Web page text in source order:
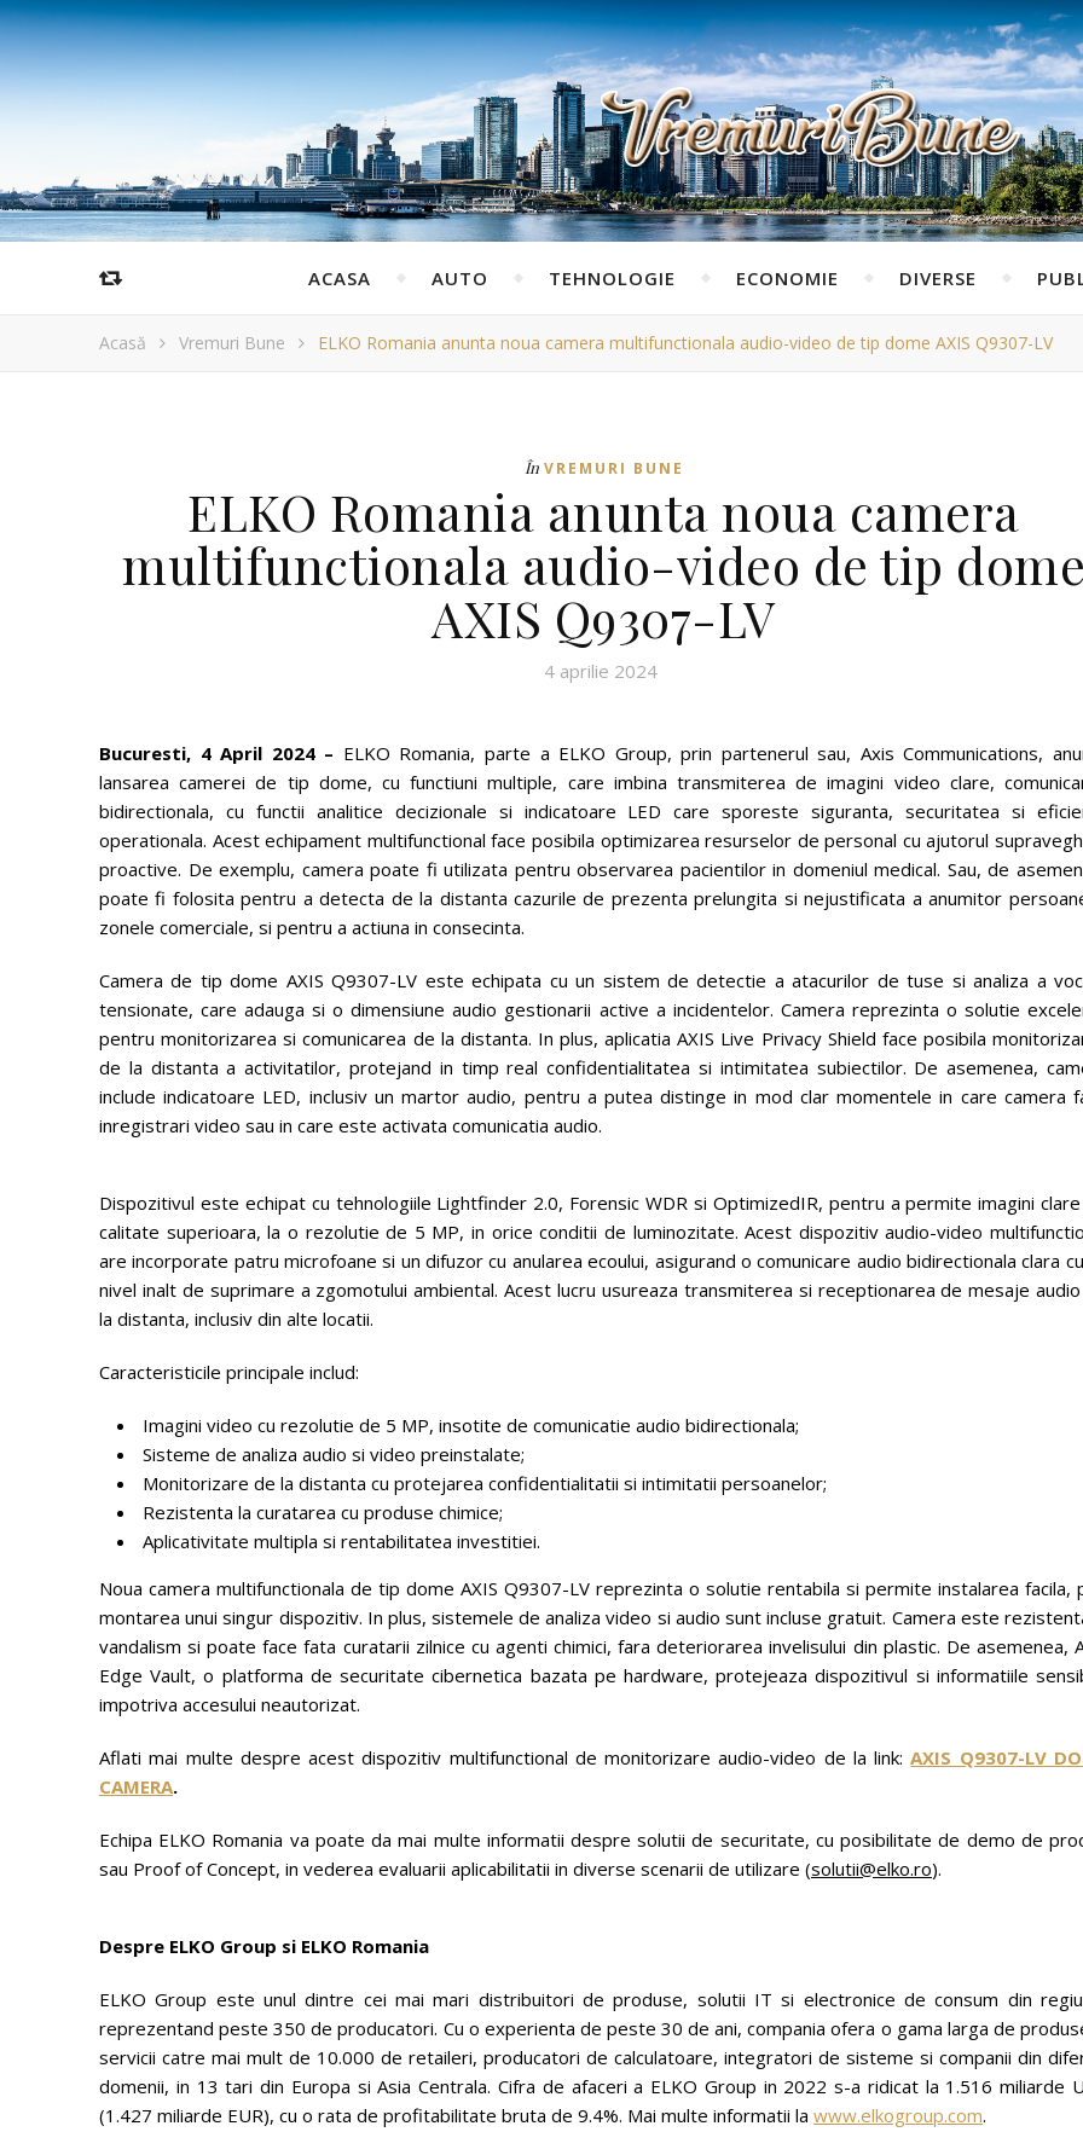
ACASA AUTO TEHNOLOGIE ECONOMIE DIVERSE
Acasă Vremuri Bune ELKO Romania anunta noua camera multifunctionala audio-video de tip dome AXIS Q9307-LV
În VREMURI BUNE
ELKO Romania anunta noua camera
multifunctionala audio-video de tip
AXIS Q9307-LV
4 aprilie 2024
Bucuresti, 4 April 2024– ELKO Romania, parte a ELKO Group, prin partenerul sau, Axis Communications,
lansarea camerei de tip dome, cu functiuni multiple, care imbina transmiterea de imagini video clare,
bidirectionala, cu functii analitice decizionale si indicatoare LED care sporeste siguranta, securitatea si
operationala. Acest echipament multifunctional face posibila optimizarea resurselor de personal cu ajutorul
proactive. De exemplu, camera poate fi utilizata pentru observarea pacientilor in domeniul medical. Sau, de
poate fi folosita pentru a detecta de la distanta cazurile de prezenta prelungita si nejustificata a anumitor
zonele comerciale, si pentru a actiuna in consecinta.
Camera de tip dome AXIS Q9307-LV este echipata cu un sistem de detectie a atacurilor de tuse si analiza a
tensionate, care adauga si o dimensiune audio gestionarii active a incidentelor. Camera reprezinta o solutie
pentru monitorizarea si comunicarea de la distanta. In plus, aplicatia AXIS Live Privacy Shield face posibila
de la distanta a activitatilor, protejand in timp real confidentialitatea si intimitatea subiectilor. De asemenea,
include indicatoare LED, inclusiv un martor audio, pentru a putea distinge in mod clar momentele in care camera
inregistrari video sau in care este activata comunicatia audio.
Dispozitivul este echipat cu tehnologiile Lightfinder 2.0, Forensic WDR si OptimizedIR, pentru a permite imagini
calitate superioara, la o rezolutie de 5 MP, in orice conditii de luminozitate. Acest dispozitiv audio-video
are incorporate patru microfoane si un difuzor cu anularea ecoului, asigurand o comunicare audio bidirectionala clara
nivel inalt de suprimare a zgomotului ambiental. Acest lucru usureaza transmiterea si receptionarea de mesaje
la distanta, inclusiv din alte locatii.
Caracteristicile principale includ:
Imagini video cu rezolutie de 5 MP, insotite de comunicatie audio bidirectionala;
Sisteme de analiza audio si video preinstalate;
Monitorizare de la distanta cu protejarea confidentialitatii si intimitatii persoanelor;
Rezistenta la curatarea cu produse chimice;
Aplicativitate multipla si rentabilitatea investitiei.
Noua camera multifunctionala de tip dome AXIS Q9307-LV reprezinta o solutie rentabila si permite instalarea facila,
montarea unui singur dispozitiv. In plus, sistemele de analiza video si audio sunt incluse gratuit. Camera este
vandalism si poate face fata curatarii zilnice cu agenti chimici, fara deteriorarea invelisului din plastic. De asemenea,
Edge Vault, o platforma de securitate cibernetica bazata pe hardware, protejeaza dispozitivul si informatiile
impotriva accesului neautorizat.
Aflati mai multe despre acest dispozitiv multifunctional de monitorizare audio-video de la link:AXIS Q9307-LV
CAMERA.
Echipa ELKO Romania va poate da mai multe informatii despre solutii de securitate, cu posibilitate de demo de
sau Proof of Concept, in vederea evaluarii aplicabilitatii in diverse scenarii de utilizare (solutii@elko.ro).
Despre ELKO Group si ELKO Romania
ELKO Group este unul dintre cei mai mari distribuitori de produse, solutii IT si electronice de consum din
reprezentand peste 350 de producatori. Cu o experienta de peste 30 de ani, compania ofera o gama larga de
servicii catre mai mult de 10.000 de retaileri, producatori de calculatoare, integratori de sisteme si companii din
domenii, in 13 tari din Europa si Asia Centrala. Cifra de afaceri a ELKO Group in 2022 s-a ridicat la 1.516 miliarde
(1.427 miliarde EUR), cu o rata de profitabilitate bruta de 9.4%. Mai multe informatii la www.elkogroup.com.